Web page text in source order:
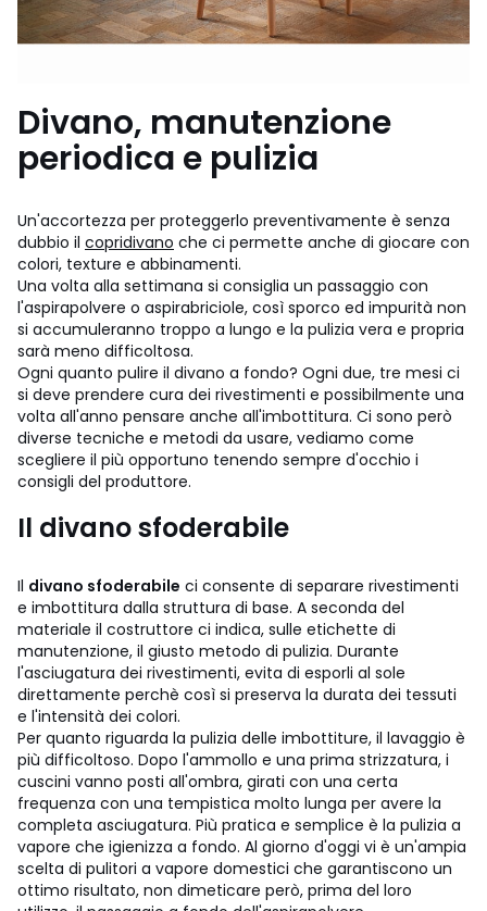
Divano, manutenzione
periodica e pulizia
Un'accortezza per proteggerlo preventivamente è senza
dubbio il copridivano che ci permette anche di giocare con
colori, texture e abbinamenti.
Una volta alla settimana si consiglia un passaggio con
l'aspirapolvere o aspirabriciole, così sporco ed impurità non
si accumuleranno troppo a lungo e la pulizia vera e propria
sarà meno difficoltosa.
Ogni quanto pulire il divano a fondo? Ogni due, tre mesi ci
si deve prendere cura dei rivestimenti e possibilmente una
volta all'anno pensare anche all'imbottitura. Ci sono però
diverse tecniche e metodi da usare, vediamo come
scegliere il più opportuno tenendo sempre d'occhio i
consigli del produttore.
Il divano sfoderabile
Il divano sfoderabile ci consente di separare rivestimenti
e imbottitura dalla struttura di base. A seconda del
materiale il costruttore ci indica, sulle etichette di
manutenzione, il giusto metodo di pulizia. Durante
l'asciugatura dei rivestimenti, evita di esporli al sole
direttamente perchè così si preserva la durata dei tessuti
e l'intensità dei colori.
Per quanto riguarda la pulizia delle imbottiture, il lavaggio è
più difficoltoso. Dopo l'ammollo e una prima strizzatura, i
cuscini vanno posti all'ombra, girati con una certa
frequenza con una tempistica molto lunga per avere la
completa asciugatura. Più pratica e semplice è la pulizia a
vapore che igienizza a fondo. Al giorno d'oggi vi è un'ampia
scelta di pulitori a vapore domestici che garantiscono un
ottimo risultato, non dimeticare però, prima del loro